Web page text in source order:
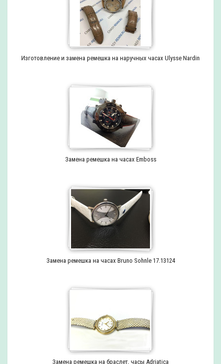
Изготовление и замена ремешка на наручных часах Ulysse Nardin
Замена ремешка на часах Emboss
Замена ремешка на часах Bruno Sohnle 17.13124
Замена ремешка на браслет, часы Adriatica